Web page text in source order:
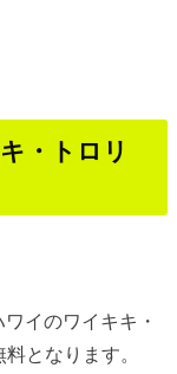
・トロリ
イのワイキキ・
となります。